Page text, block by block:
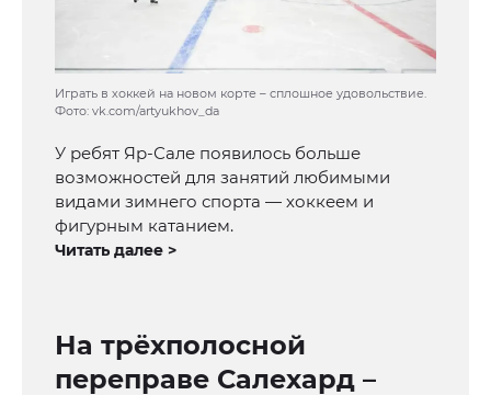
Играть в хоккей на новом корте – сплошное удовольствие.
Фото: vk.com/artyukhov_da
У ребят Яр-Сале появилось больше
возможностей для занятий любимыми
видами зимнего спорта — хоккеем и
фигурным катанием.
Читать далее >
На трёхполосной
переправе Салехард –